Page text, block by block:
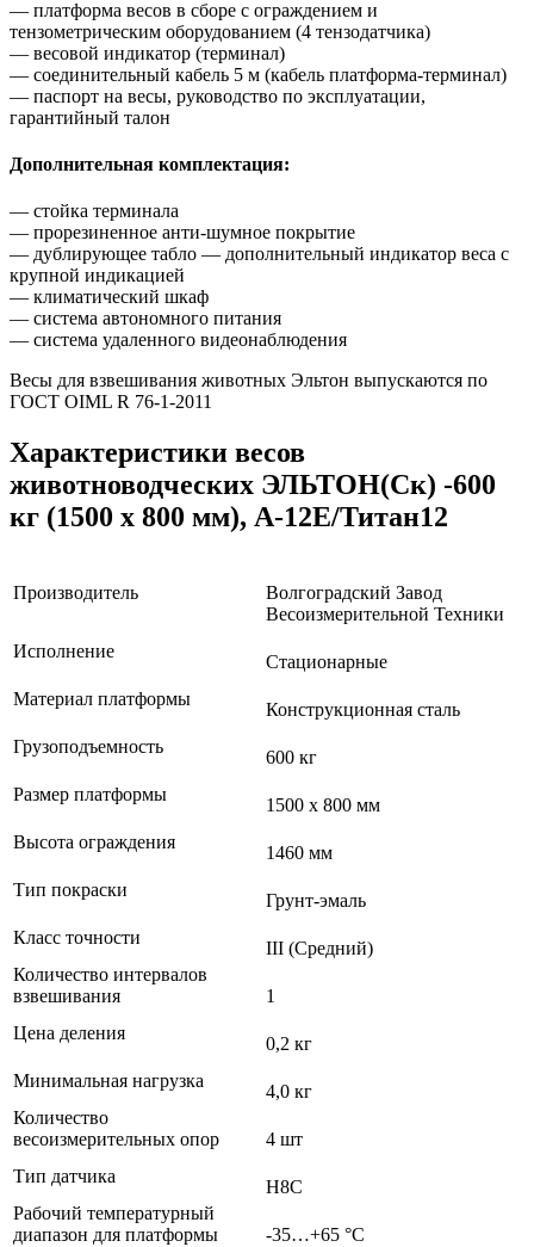
— платформа весов в сборе с ограждением и
тензометрическим оборудованием (4 тензодатчика)
— весовой индикатор (терминал)
— соединительный кабель 5 м (кабель платформа-терминал)
— паспорт на весы, руководство по эксплуатации,
гарантийный талон
Дополнительная комплектация:
— стойка терминала
— прорезиненное анти-шумное покрытие
— дублирующее табло — дополнительный индикатор веса с
крупной индикацией
— климатический шкаф
— система автономного питания
— система удаленного видеонаблюдения
Весы для взвешивания животных Эльтон выпускаются по
ГОСТ OIML R 76-1-2011
Характеристики весов
животноводческих ЭЛЬТОН(Ск) -600
кг (1500 х 800 мм), А-12Е/Титан12
Производитель
Волгоградский Завод
Весоизмерительной Техники
Исполнение
Стационарные
Материал платформы
Конструкционная сталь
Грузоподъемность
600 кг
Размер платформы
1500 х 800 мм
Высота ограждения
1460 мм
Тип покраски
Грунт-эмаль
Класс точности
III (Средний)
Количество интервалов
взвешивания
1
Цена деления
0,2 кг
Минимальная нагрузка
4,0 кг
Количество
весоизмерительных опор
4 шт
Тип датчика
H8C
Рабочий температурный
диапазон для платформы
-35…+65 °С